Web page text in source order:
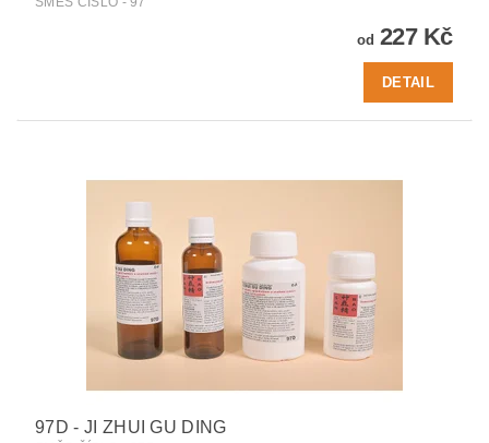
od 227 Kč
DETAIL
97D - JI ZHUI GU DING